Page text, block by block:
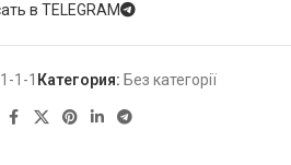
в TELEGRAM
1-1 Категория: Без категорії